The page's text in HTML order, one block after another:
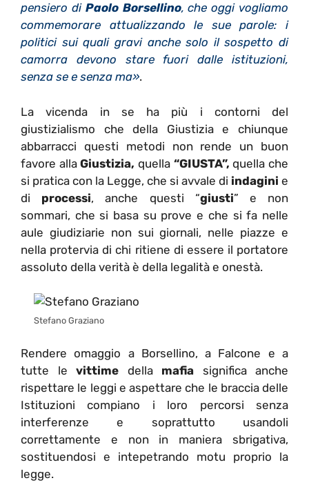
pensiero diPaolo Borsellino, che oggi vogliamo
commemorare attualizzando le sue parole: i
politici sui quali gravi anche solo il sospetto di
camorra devono stare fuori dalle istituzioni,
senza se e senza ma».
La vicenda in se ha più i contorni del
giustizialismo che della Giustizia e chiunque
abbarracci questi metodi non rende un buon
favore allaGiustizia,quella “GIUSTA”, quella che
si pratica con la Legge, che si avvale di indagini e
di processi, anche questi “giusti” e non
sommari, che si basa su prove e che si fa nelle
aule giudiziarie non sui giornali, nelle piazze e
nella protervia di chi ritiene di essere il portatore
assoluto della verità è della legalità e onestà.
Stefano Graziano
Rendere omaggio a Borsellino, a Falcone e a
tutte le vittime dellamafia significa anche
rispettare le leggi e aspettare che le braccia delle
Istituzioni compiano i loro percorsi senza
interferenze e soprattutto usandoli
correttamente e non in maniera sbrigativa,
sostituendosi e intepetrando motu proprio la
legge.